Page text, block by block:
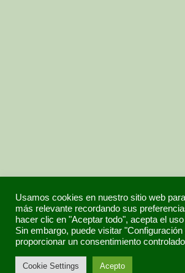
Usamos cookies en nuestro sitio web
más relevante recordando sus
hacer clic en "Aceptar todo", acepta el
Sin embargo, puede visitar
proporcionar un consentimiento
Cookie Settings Acepto